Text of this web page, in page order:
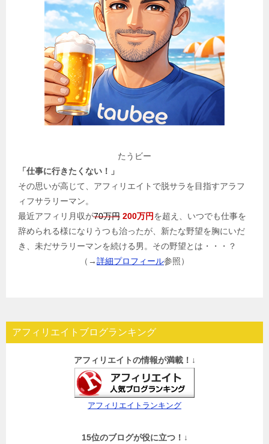
たうビー
「仕事に行きたくない！」
その思いが高じて、アフィリエイトで脱サラを目指すアラフ
ィフサラリーマン。
最近アフィリ月収が70万円 200万円を超え、いつでも仕事を
辞められる様になりうつも治ったが、新たな野望を胸にいだ
き、未だサラリーマンを続ける男。その野望とは・・・？
（→詳細プロフィール参照）
アフィリエイトブログランキング
アフィリエイトの情報が満載！↓
アフィリエイトランキング
15位のブログが役に立つ！↓